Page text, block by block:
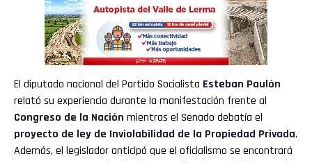
El diputado nacional del Partido Socialista Esteban Paulón
relató su experiencia durante la manifestación frente al
Congreso de la Nación mientras el Senado debatía el
proyecto de ley de Inviolabilidad de la Propiedad Privada.
Además, el legislador anticipó que el oficialismo se encontrará